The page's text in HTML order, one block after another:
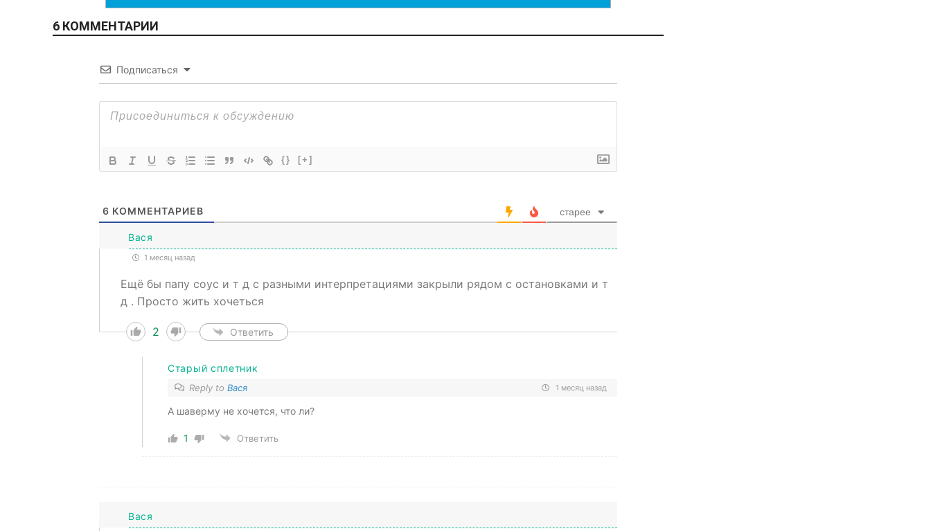
6 КОММЕНТАРИИ
Подписаться
{} [+]
6 КОММЕНТАРИЕВ старее
Вася
1 месяц назад
Ещё бы папу соус и т д с разными интерпретациями закрыли рядом с остановками и т
д . Просто жить хочеться
2 Ответить
Старый сплетник
Reply to Вася 1 месяц назад
А шаверму не хочется, что ли?
1 Ответить
Вася